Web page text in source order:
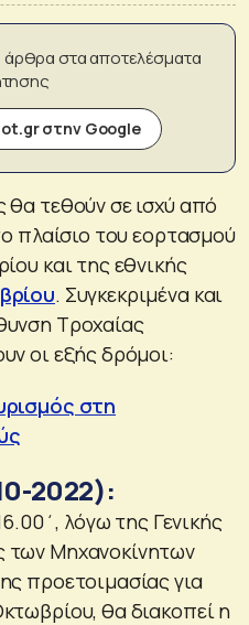
στα αποτελέσματα
στην Google
θα τεθούν σε ισχύ από
πλαίσιο του εορτασμού
και της εθνικής
. Συγκεκριμένα και
Τροχαίας
οι εξής δρόμοι:
στη
2022):
λόγω της Γενικής
των Μηχανοκίνητων
προετοιμασίας για
θα διακοπεί η